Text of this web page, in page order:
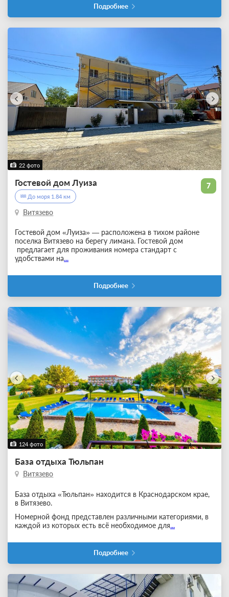
Подробнее
22 фото
7
Гостевой дом Луиза
До моря 1.84 км
Витязево
Гостевой дом «Луиза» — расположена в тихом районе
поселка Витязево на берегу лимана. Гостевой дом
предлагает для проживания номера стандарт с
удобствами на...
Подробнее
124 фото
База отдыха Тюльпан
Витязево
База отдыха «Тюльпан» находится в Краснодарском крае,
в Витязево.
Номерной фонд представлен различными категориями, в
каждой из которых есть всё необходимое для...
Подробнее